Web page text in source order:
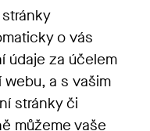
o vás
údaje za účelem
a s vašim
stránky či
můžeme vaše